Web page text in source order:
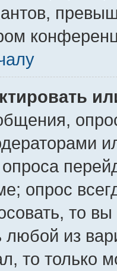
опрос
то
любой из
то только